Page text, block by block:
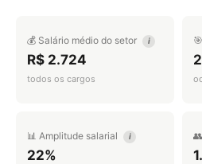
💰 Salário médio do setor i
R$ 2.724
todos os cargos
📊 Amplitude salarial i
22%